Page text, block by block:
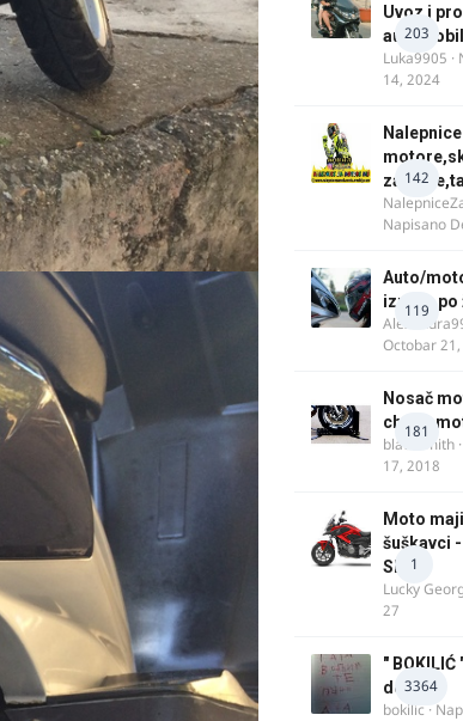
203
Uvoz i
Luka9905 ·
14, 2024
142
za
Napisano
119
Auto/
izrada po
Octobar
181
Nosač
chock
blacksmith
17, 2018
1
Moto
šuškavci
SRB
Lucky
27
3364
"
delova
bokilic ·